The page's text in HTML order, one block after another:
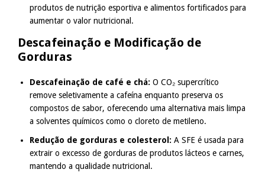
produtos de nutrição esportiva e alimentos fortificados para
aumentar o valor nutricional.
Descafeinação e Modificação de
Gorduras
Descafeinação de café e chá: O CO₂ supercrítico
remove seletivamente a cafeína enquanto preserva os
compostos de sabor, oferecendo uma alternativa mais limpa
a solventes químicos como o cloreto de metileno.
Redução de gorduras e colesterol: A SFE é usada para
extrair o excesso de gorduras de produtos lácteos e carnes,
mantendo a qualidade nutricional.